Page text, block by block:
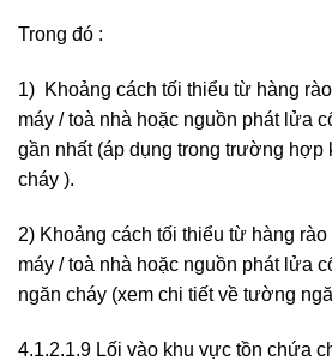
Trong đó :
1) Khoảng cách tối thiểu từ hàng
máy / toà nhà hoặc nguồn phát lửa
gần nhất (áp dụng trong trường hợp
cháy ).
2) Khoảng cách tối thiểu từ hàng
máy / toà nhà hoặc nguồn phát lửa
ngăn cháy (xem chi tiết về tường
4.1.2.1.9 Lối vào khu vực tồn chứa